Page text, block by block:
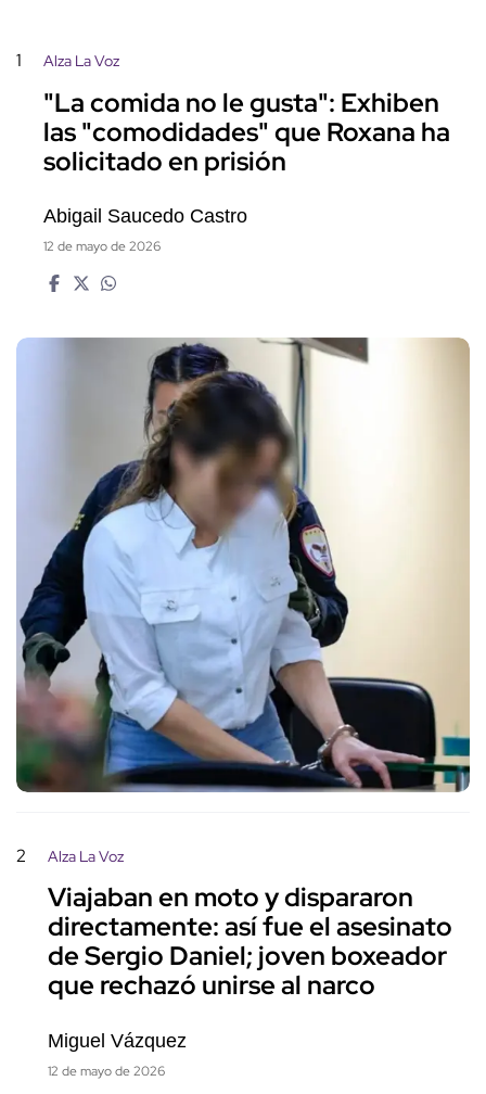
1 Alza La Voz
"La comida no le gusta": Exhiben
las "comodidades" que Roxana ha
solicitado en prisión
Abigail Saucedo Castro
12 de mayo de 2026
2 Alza La Voz
Viajaban en moto y dispararon
directamente: así fue el asesinato
de Sergio Daniel; joven boxeador
que rechazó unirse al narco
Miguel Vázquez
12 de mayo de 2026